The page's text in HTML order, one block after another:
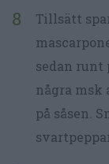
Tillsätt
sedan
några
på såsen.